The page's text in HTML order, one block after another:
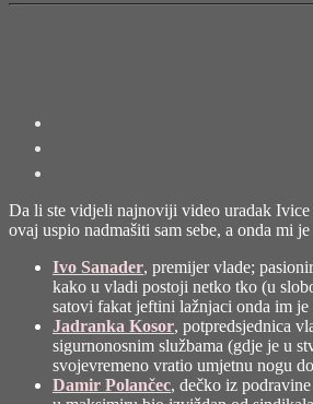
T-
Da li ste vidjeli najnoviji video uradak
ovaj uspio nadmašiti sam sebe, a onda mi
Ivo Sanader, premijer vlade;
kako u vladi postoji netko tko (u
satovi fakat jeftini lažnjaci onda im
Jadranka Kosor, potpredsjednica
sigurnonosnim službama (gdje je u
svojevremeno vratio umjetnu nogu
Damir Polančec, dečko iz